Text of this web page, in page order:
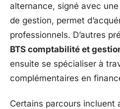
alternance, signé avec
de gestion, permet
professionnels. D’autres
BTS comptabilité et
ensuite se spécialiser à
complémentaires en
Certains parcours incluent